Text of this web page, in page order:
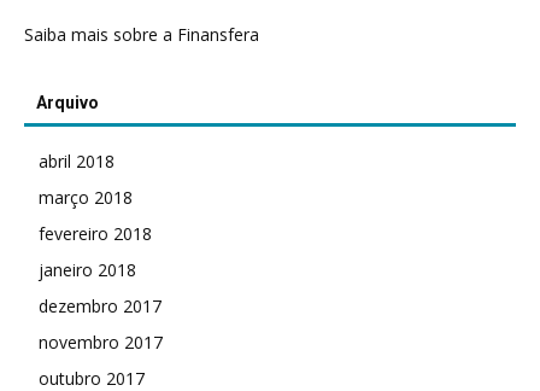
Saiba mais sobre a Finansfera
Arquivo
abril 2018
março 2018
fevereiro 2018
janeiro 2018
dezembro 2017
novembro 2017
outubro 2017